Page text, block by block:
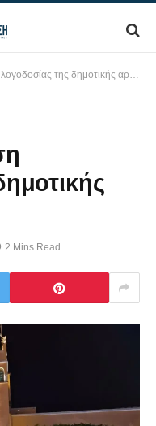
της δημοτικής αρχής στις 12/11
2 Mins Read